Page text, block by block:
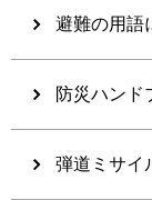
避難の用語
防災ハンド
弾道ミサイ